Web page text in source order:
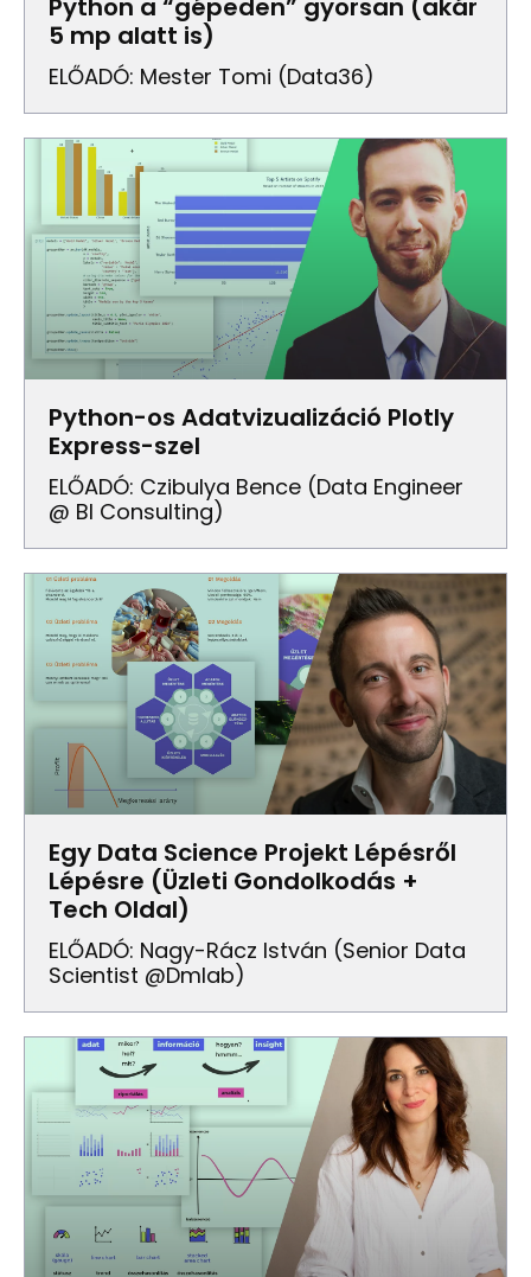
Python a “gépeden” gyorsan (akár
5 mp alatt is)
ELŐADÓ: Mester Tomi (Data36)
Python-os Adatvizualizáció Plotly
Express-szel
ELŐADÓ: Czibulya Bence (Data Engineer
@ BI Consulting)
Egy Data Science Projekt Lépésről
Lépésre (Üzleti Gondolkodás +
Tech Oldal)
ELŐADÓ: Nagy-Rácz István (senior Data
Scientist @dmlab)